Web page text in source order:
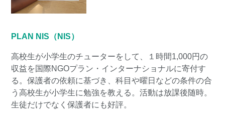
PLAN NIS（NIS）
高校生が小学生のチューターをして、１時間1,000円の
収益を国際NGOプラン・インターナショナルに寄付す
る。保護者の依頼に基づき、科目や曜日などの条件の合
う高校生が小学生に勉強を教える。活動は放課後随時。
生徒だけでなく保護者にも好評。